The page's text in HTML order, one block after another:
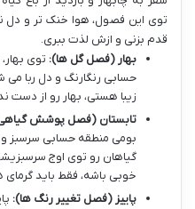
توی این فصول، هوا خنک تر و دل
قدم بزنی و ازش لذت ببری.
بهار (فصل گل ها): توی
حسابی رنگارنگ و دل ربا می
زیبا هستی، بهار رو از دست
تابستان (فصل پوشش
بومی منطقه حسابی سرسبز
گیاهان رو توی اوج
خوبی باشه، فقط باید گرمای
پاییز (فصل تغییر رنگ ها):